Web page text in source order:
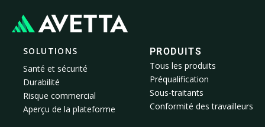
SOLUTIONS
Santé et sécurité
Durabilité
Risque commercial
Aperçu de la plateforme
PRODUITS
Tous les produits
Préqualification
Sous-traitants
Conformité des travailleurs